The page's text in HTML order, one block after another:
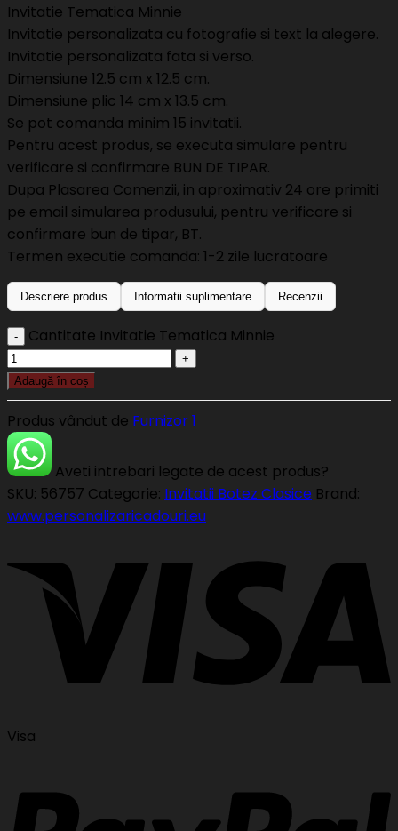
Invitatie Tematica Minnie
Invitatie personalizata cu fotografie si text la alegere.
Invitatie personalizata fata si verso.
Dimensiune 12.5 cm x 12.5 cm.
Dimensiune plic 14 cm x 13.5 cm.
Se pot comanda minim 15 invitatii.
Pentru acest produs, se executa simulare pentru
verificare si confirmare BUN DE TIPAR.
Dupa Plasarea Comenzii, in aproximativ 24 ore primiti
pe email simularea produsului, pentru verificare si
confirmare bun de tipar, BT.
Termen executie comanda: 1-2 zile lucratoare
Descriere produs Informatii suplimentare Recenzii
Cantitate Invitatie Tematica Minnie
Adaugă în coș
Produs vândut de Furnizor 1
Aveti intrebari legate de acest produs?
SKU: 56757 Categorie: Invitatii Botez Clasice Brand:
www.personalizaricadouri.eu
Visa